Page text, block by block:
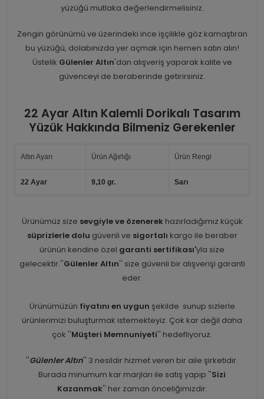
yüzüğü mutlaka değerlendirmelisiniz.
Zengin görünümü ve üzerindeki ince işçilikle göz kamaştıran
bu yüzüğü, dolabınızda yer açmak için hemen satın alın!
Üstelik Gülenler Altın'dan alışveriş yaparak kalite ve
güvenceyi de beraberinde getirirsiniz.
22 Ayar Altın Kalemli Dorikalı Tasarım
Yüzük Hakkında Bilmeniz Gerekenler
Altın Ayarı Ürün Ağırlığı Ürün Rengi
22 Ayar 9,10 gr. Sarı
Ürünümüz size sevgiyle ve özenerekhazırladığımız küçük
süprizlerle dolu güvenli ve sigortalı kargo ile beraber
ürünün kendine özel garanti sertifikası'yla size
gelecektir.''Gülenler Altın'' size güvenli bir alışverişi garanti
eder.
Ürünümüzün fiyatını en uygun şekilde sunup sizlerle
ürünlerimizi buluşturmak istemekteyiz. Çok kar değil daha
çok ''Müşteri Memnuniyeti'' hedefliyoruz.
''Gülenler Altın'' 3 nesildir hizmet veren bir aile şirketidir.
Burada minumum kar marjları ile satış yapıp ''Sizi
Kazanmak'' her zaman önceliğimizdir.